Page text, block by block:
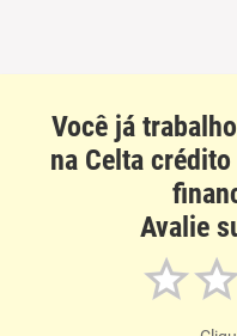
Você já
na Celta
Avalie